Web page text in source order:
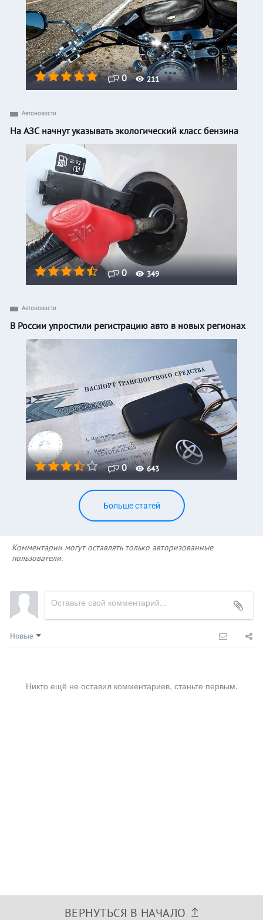
0 211
0 349
Автоновости
На АЗС начнут указывать экологический класс бензина
0 643
Автоновости
В России упростили регистрацию авто в новых регионах
Больше статей
Комментарии могут оставлять только авторизованные
пользователи.
Новые
Никто ещё не оставил комментариев, станьте первым.
ВЕРНУТЬСЯ В НАЧАЛО